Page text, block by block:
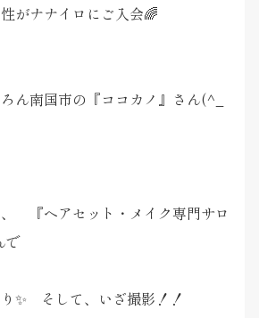
がナナイロにご入会🌈
ん南国市の『ココカノ』さん(^_
『ヘアセット・メイク専門サロ
で
✨ そして、いざ撮影！！